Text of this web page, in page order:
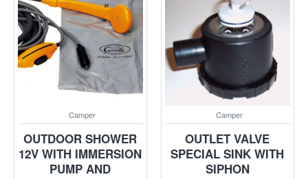
Camper
OUTDOOR SHOWER
12V WITH IMMERSION
PUMP AND
Camper
OUTLET VALVE
SPECIAL SINK WITH
SIPHON